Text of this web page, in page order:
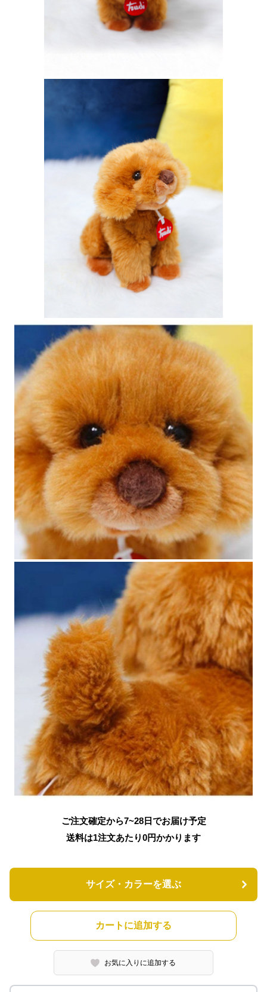
ご注文確定から7~28日でお届け予定
送料は1注文あたり0円かかります
サイズ・カラーを選ぶ
カートに追加する
お気に入りに追加する